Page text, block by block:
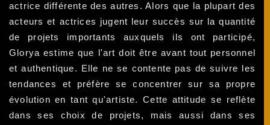
actrice différente des autres. Alors que la plupart des
acteurs et actrices jugent leur succès sur la quantité
de projets importants auxquels ils ont participé,
Glorya estime que l'art doit être avant tout personnel
et authentique. Elle ne se contente pas de suivre les
tendances et préfère se concentrer sur sa propre
évolution en tant qu'artiste. Cette attitude se reflète
dans ses choix de projets, mais aussi dans ses